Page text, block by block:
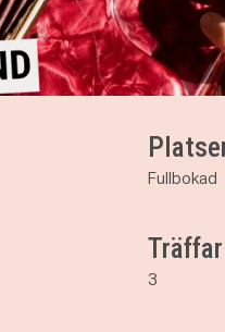
Fullbokad
Träffar
3